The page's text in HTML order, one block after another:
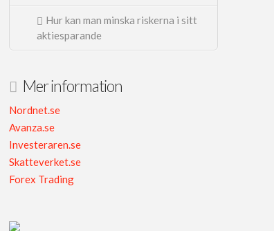
Hur kan man minska riskerna i sitt
aktiesparande
Mer information
Nordnet.se
Avanza.se
Investeraren.se
Skatteverket.se
Forex Trading